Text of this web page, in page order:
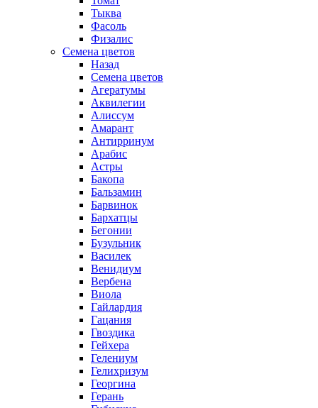
Тыква
Фасоль
Физалис
Семена цветов
Назад
Семена цветов
Агератумы
Аквилегии
Алиссум
Амарант
Антирринум
Арабис
Астры
Бакопа
Бальзамин
Барвинок
Бархатцы
Бегонии
Бузульник
Василек
Венидиум
Вербена
Виола
Гайлардия
Гацания
Гвоздика
Гейхера
Гелениум
Гелихризум
Георгина
Герань